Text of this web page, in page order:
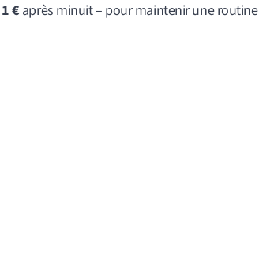
1 € après minuit – pour maintenir une routine